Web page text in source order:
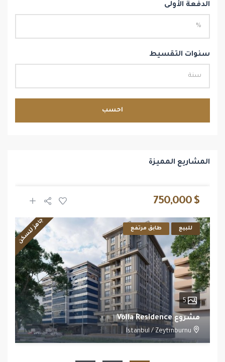
الدفعة الأولى
سنوات التقسيط
احسب
المشاريع المميزة
$ 750,000
للبيع طابق مرتفع جاهز للسكن
5
مشروع Voila Residence
Istanbul / Zeytınburnu